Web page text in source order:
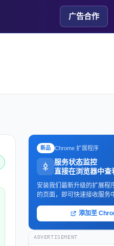
广告合作
新品 Chrome 扩展程序
服务状态监控
直接在浏览器中查
安装我们最新升级的扩展程
的页面，即可快速接收服务
添加至
ADVERTISEMENT